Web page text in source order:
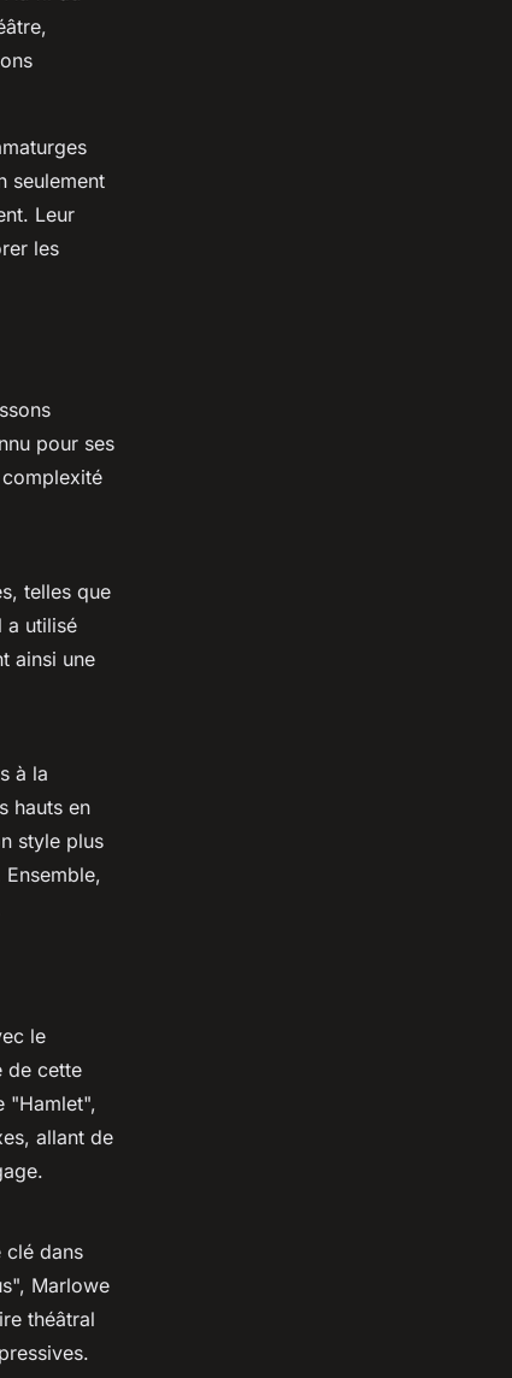
seulement
Leur
les
pour ses
telles que
a utilisé
ainsi une
à la
hauts en
style plus
le
de cette
"Hamlet",
allant de
clé dans
Marlowe
théâtral